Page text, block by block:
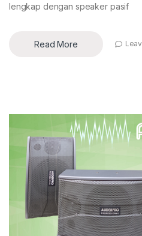
lengkap dengan speaker pasif
Read More